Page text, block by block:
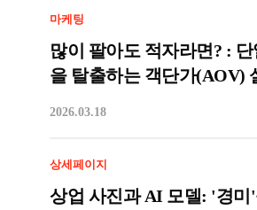
마케팅
많이 팔아도 적자라면? :
을 탈출하는 객단가(AOV)
2026.03.18
상세페이지
상업 사진과 AI 모델: '경미'